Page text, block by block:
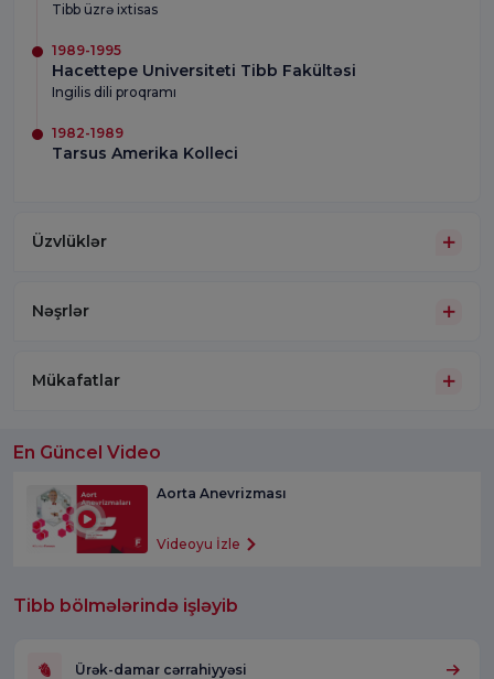
Tibb üzrə ixtisas
1989-1995
Hacettepe Universiteti Tibb Fakültəsi
Ingilis dili proqramı
1982-1989
Tarsus Amerika Kolleci
Üzvlüklər
Nəşrlər
Mükafatlar
En Güncel Video
Aorta Anevrizması
Videoyu İzle
Tibb bölmələrində işləyib
Ürək-damar cərrahiyyəsi